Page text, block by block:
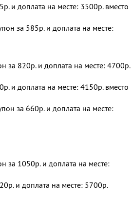
и доплата на месте: 3500р. вместо
за 585р. и доплата на месте:
за 820р. и доплата на месте: 4700р.
и доплата на месте: 4150р. вместо
за 660р. и доплата на месте:
за 1050р. и доплата на месте:
и доплата на месте: 5700р.